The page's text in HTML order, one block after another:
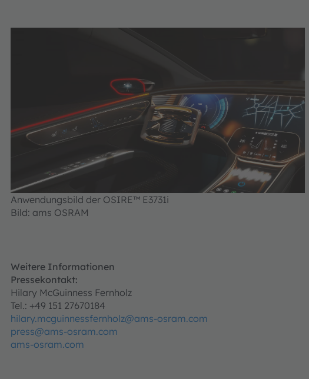
Anwendungsbild der OSIRE™ E3731i
Bild: ams OSRAM
Weitere Informationen
Pressekontakt:
Hilary McGuinness Fernholz
Tel.: +49 151 27670184
hilary.mcguinnessfernholz@ams-osram.com
press@ams-osram.com
ams-osram.com